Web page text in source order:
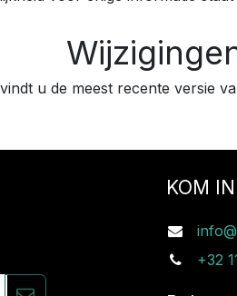
u de meest recente versie
KOM
+32